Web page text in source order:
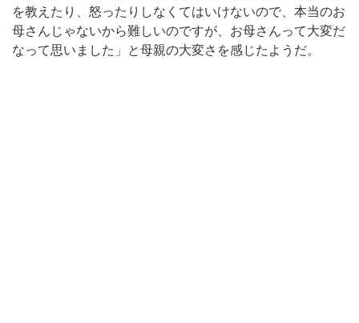
を教えたり、怒ったりしなくてはいけないので、本当のお
母さんじゃないから難しいのですが、お母さんって大変だ
なって思いました」と母親の大変さを感じたようだ。